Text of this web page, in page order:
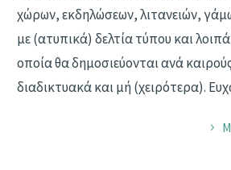
χώρων, εκδηλώσεων, λιτανειών,
με (ατυπικά) δελτία τύπου και
οποία θα δημοσιεύονται ανά
διαδικτυακά και μή (χειρότερα).